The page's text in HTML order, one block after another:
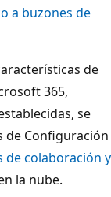
a buzones de
de
365,
se
de Configuración
de colaboración y
la nube.